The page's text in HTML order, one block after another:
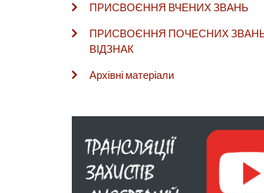
ПРИСВОЄННЯ ВЧЕНИХ ЗВАНЬ
ПРИСВОЄННЯ ПОЧЕСНИХ
ВІДЗНАК
Архівні матеріали